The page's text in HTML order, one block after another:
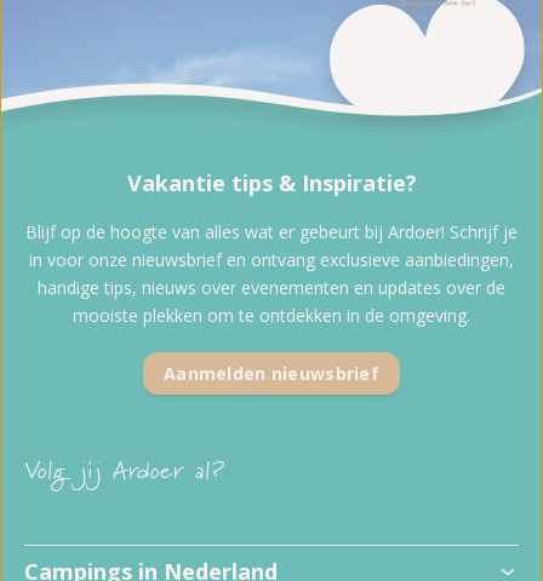
Volg jij Ardoer al?
Campings in Nederland
Vakantie tips & Inspiratie?
Blijf op de hoogte van alles wat er gebeurt bij Ardoer! Schrijf je
in voor onze nieuwsbrief en ontvang exclusieve aanbiedingen,
handige tips, nieuws over evenementen en updates over de
mooiste plekken om te ontdekken in de omgeving.
Aanmelden nieuwsbrief